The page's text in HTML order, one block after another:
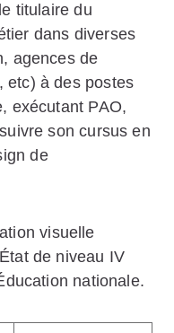
titulaire du
dans diverses
agences de
etc) à des postes
exécutant PAO,
son cursus en
de
visuelle
de niveau IV
nationale.